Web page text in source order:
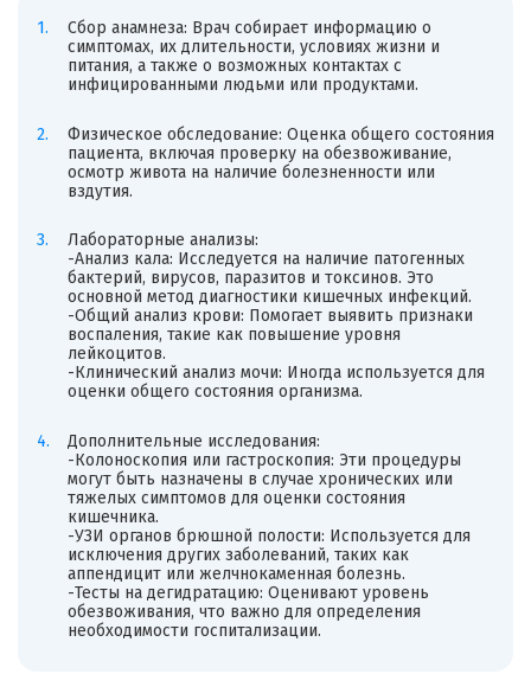
Сбор анамнеза: Врач собирает информацию о
симптомах, их длительности, условиях жизни и
питания, а также о возможных контактах с
инфицированными людьми или продуктами.
Физическое обследование: Оценка общего состояния
пациента, включая проверку на обезвоживание,
осмотр живота на наличие болезненности или
вздутия.
Лабораторные анализы:
-Анализ кала: Исследуется на наличие патогенных
бактерий, вирусов, паразитов и токсинов. Это
основной метод диагностики кишечных инфекций.
-Общий анализ крови: Помогает выявить признаки
воспаления, такие как повышение уровня
лейкоцитов.
-Клинический анализ мочи: Иногда используется для
оценки общего состояния организма.
Дополнительные исследования:
-Колоноскопия или гастроскопия: Эти процедуры
могут быть назначены в случае хронических или
тяжелых симптомов для оценки состояния
кишечника.
-УЗИ органов брюшной полости: Используется для
исключения других заболеваний, таких как
аппендицит или желчнокаменная болезнь.
-Тесты на дегидратацию: Оценивают уровень
обезвоживания, что важно для определения
необходимости госпитализации.